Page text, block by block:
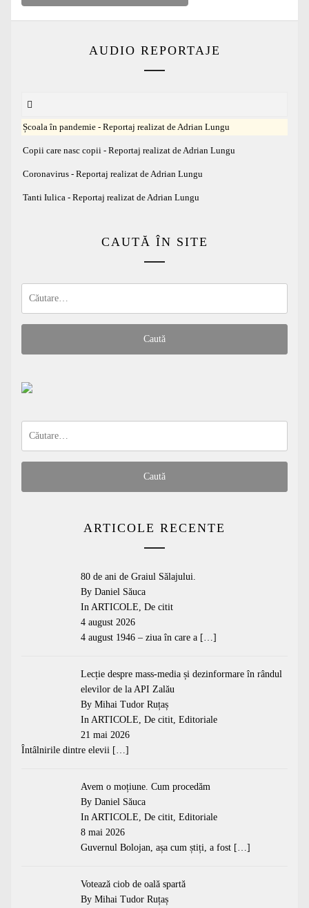
AUDIO REPORTAJE
Școala în pandemie - Reportaj realizat de Adrian Lungu
Copii care nasc copii - Reportaj realizat de Adrian Lungu
Coronavirus - Reportaj realizat de Adrian Lungu
Tanti Iulica - Reportaj realizat de Adrian Lungu
CAUTĂ ÎN SITE
ARTICOLE RECENTE
80 de ani de Graiul Sălajului.
By Daniel Săuca
In ARTICOLE, De citit
4 august 2026
4 august 1946 – ziua în care a […]
Lecție despre mass-media și dezinformare în rândul
elevilor de la API Zalău
By Mihai Tudor Ruțaș
In ARTICOLE, De citit, Editoriale
21 mai 2026
Întâlnirile dintre elevii […]
Avem o moțiune. Cum procedăm
By Daniel Săuca
In ARTICOLE, De citit, Editoriale
8 mai 2026
Guvernul Bolojan, așa cum știți, a fost […]
Votează ciob de oală spartă
By Mihai Tudor Ruțaș